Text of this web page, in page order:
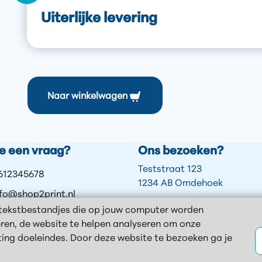
die op jouw computer worden
de website te helpen analyseren om onze
doeleindes. Door deze website te bezoeken ga je
Uiterlijke levering
Naar winkelwagen
een vraag? Ons bezoeken?
Teststraat 123
1234 AB Omdehoek
Ma - Vrij 8:00 - 17:00
Webshop 24u open!